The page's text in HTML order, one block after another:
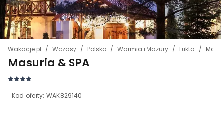
Wakacje.pl Wczasy Polska Warmia i Mazury Lukta
Masuria & SPA
Kod oferty: WAK829140